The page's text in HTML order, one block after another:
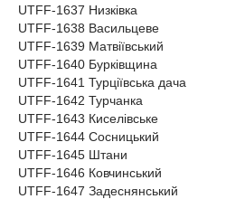
UTFF-1637 Низківка
UTFF-1638 Васильцеве
UTFF-1639 Матвіївський
UTFF-1640 Бурківщина
UTFF-1641 Турціївська дача
UTFF-1642 Турчанка
UTFF-1643 Киселівське
UTFF-1644 Сосницький
UTFF-1645 Штани
UTFF-1646 Ковчинський
UTFF-1647 Задеснянський